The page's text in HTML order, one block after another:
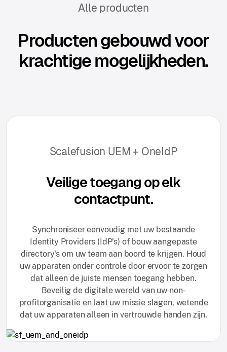
Alle producten
Producten gebouwd voor
krachtige mogelijkheden.
Scalefusion UEM + OneIdP
Veilige toegang op elk
contactpunt.
Synchroniseer eenvoudig met uw bestaande
Identity Providers (IdP's) of bouw aangepaste
directory's om uw team aan boord te krijgen. Houd
uw apparaten onder controle door ervoor te zorgen
dat alleen de juiste mensen toegang hebben.
Beveilig de digitale wereld van uw non-
profitorganisatie en laat uw missie slagen, wetende
dat uw apparaten alleen in vertrouwde handen zijn.